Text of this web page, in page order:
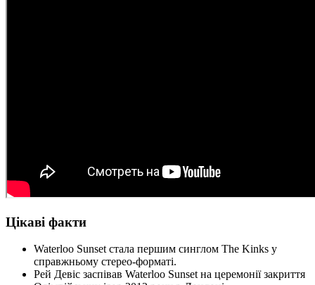
Цікаві факти
Waterloo Sunset стала першим синглом The Kinks у
справжньому стерео-форматі.
Рей Девіс заспівав Waterloo Sunset на церемонії закриття